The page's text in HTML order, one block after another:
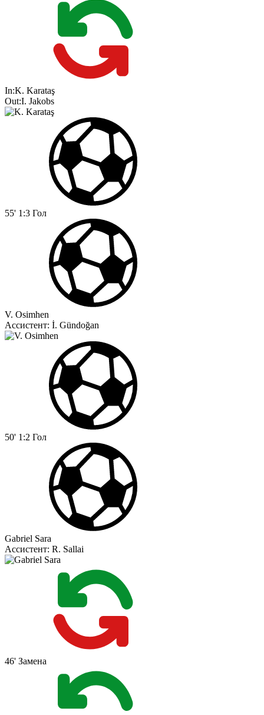
In:K. Karataş
Out:I. Jakobs
55' 1:3 Гол
V. Osimhen
Ассистент: İ. Gündoğan
50' 1:2 Гол
Gabriel Sara
Ассистент: R. Sallai
46' Замена